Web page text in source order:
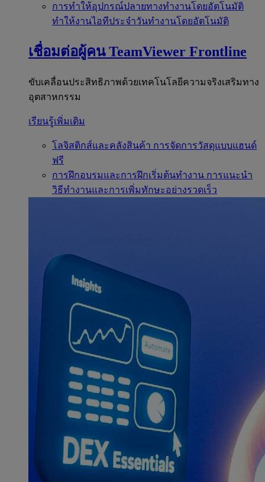
การทำให้อุปกรณ์ปลายทางทำงานโดยอัตโนมัติ
ทำให้งานไอทีประจำวันทำงานโดยอัตโนมัติ
เชื่อมต่อผู้คน TeamViewer Frontline
ขับเคลื่อนประสิทธิภาพด้วยเทคโนโลยีความจริงเสริมทาง
อุตสาหกรรม
เรียนรู้เพิ่มเติม
โลจิสติกส์และคลังสินค้า การจัดการวัสดุแบบแฮนด์
ฟรี
การฝึกอบรมและการฝึกเริ่มต้นทำงาน การแนะนำ
วิธีทำงานและการเพิ่มทักษะอย่างรวดเร็ว